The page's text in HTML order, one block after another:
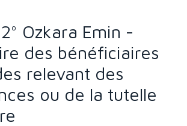
Ozkara Emin -
des bénéficiaires
relevant des
ou de la tutelle